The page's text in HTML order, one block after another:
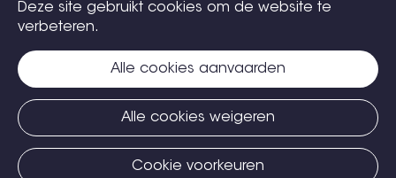
Deze site gebruikt cookies om de website te
verbeteren.
Cookie voorkeuren
Alle cookies weigeren
Alle cookies aanvaarden
TECHNISCHE FICHES
CONTACT
TICKETS